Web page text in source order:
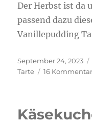
Der Herbst ist da
passend dazu
Vanillepudding
Veröffentlicht
am
September 24, 2023
Tarte
16